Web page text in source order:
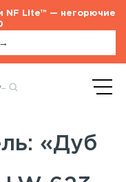
NF Lite™ — негорючие
«Дуб